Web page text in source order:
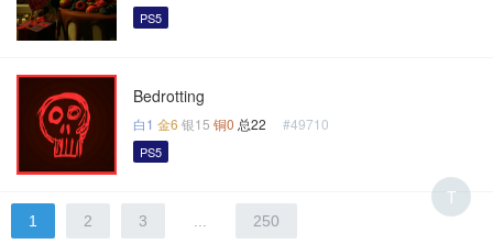
PS5
Bedrotting
白1 金6 银15 铜0 总22 #49710
PS5
1 2 3 250
T